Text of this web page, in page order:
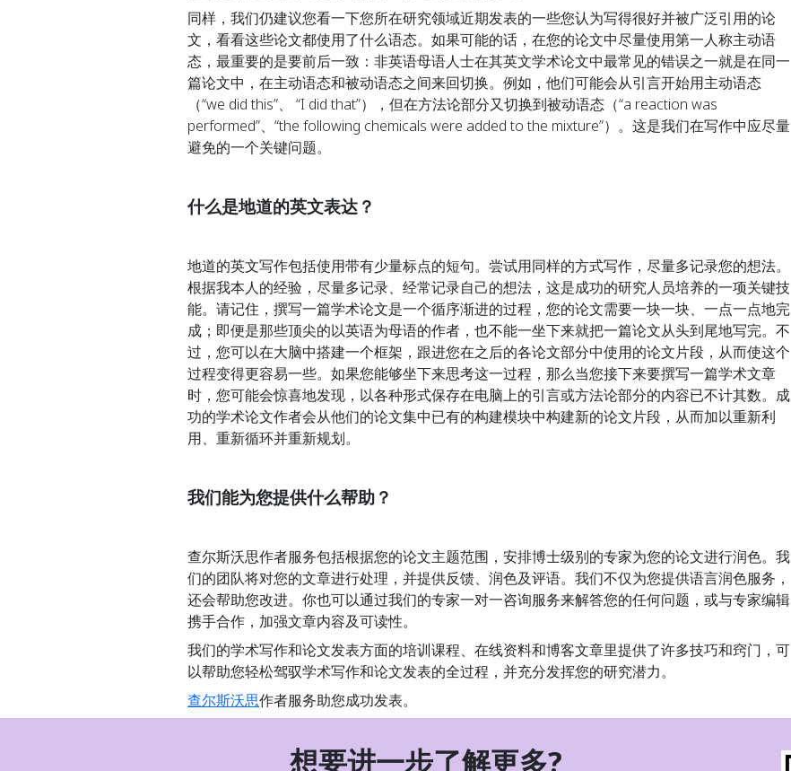
同样，我们仍建议您看一下您所在研究领域近期发表的一些您认为写得很好并被广泛引用的论
文，看看这些论文都使用了什么语态。如果可能的话，在您的论文中尽量使用第一人称主动语
态，最重要的是要前后一致：非英语母语人士在其英文学术论文中最常见的错误之一就是在同一
篇论文中，在主动语态和被动语态之间来回切换。例如，他们可能会从引言开始用主动语态
（“we did this”、 “I did that”），但在方法论部分又切换到被动语态（“a reaction was
performed”、“the following chemicals were added to the mixture”）。这是我们在写作中应尽量
避免的一个关键问题。
什么是地道的英文表达？
地道的英文写作包括使用带有少量标点的短句。尝试用同样的方式写作，尽量多记录您的想法。
根据我本人的经验，尽量多记录、经常记录自己的想法，这是成功的研究人员培养的一项关键技
能。请记住，撰写一篇学术论文是一个循序渐进的过程，您的论文需要一块一块、一点一点地完
成；即便是那些顶尖的以英语为母语的作者，也不能一坐下来就把一篇论文从头到尾地写完。不
过，您可以在大脑中搭建一个框架，跟进您在之后的各论文部分中使用的论文片段，从而使这个
过程变得更容易一些。如果您能够坐下来思考这一过程，那么当您接下来要撰写一篇学术文章
时，您可能会惊喜地发现，以各种形式保存在电脑上的引言或方法论部分的内容已不计其数。成
功的学术论文作者会从他们的论文集中已有的构建模块中构建新的论文片段，从而加以重新利
用、重新循环并重新规划。
我们能为您提供什么帮助？
查尔斯沃思作者服务包括根据您的论文主题范围，安排博士级别的专家为您的论文进行润色。我
们的团队将对您的文章进行处理，并提供反馈、润色及评语。我们不仅为您提供语言润色服务，
还会帮助您改进。你也可以通过我们的专家一对一咨询服务来解答您的任何问题，或与专家编辑
携手合作，加强文章内容及可读性。
我们的学术写作和论文发表方面的培训课程、在线资料和博客文章里提供了许多技巧和窍门，可
以帮助您轻松驾驭学术写作和论文发表的全过程，并充分发挥您的研究潜力。
查尔斯沃思作者服务助您成功发表。
想要进一步了解更多?